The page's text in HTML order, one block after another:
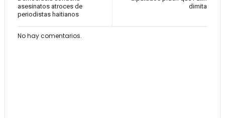
dimita
asesinatos atroces de
periodistas haitianos
No hay comentarios.